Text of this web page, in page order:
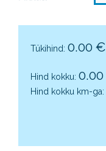
Tükihind: 0.00 €
Hind kokku: 0.00
Hind kokku km-ga: